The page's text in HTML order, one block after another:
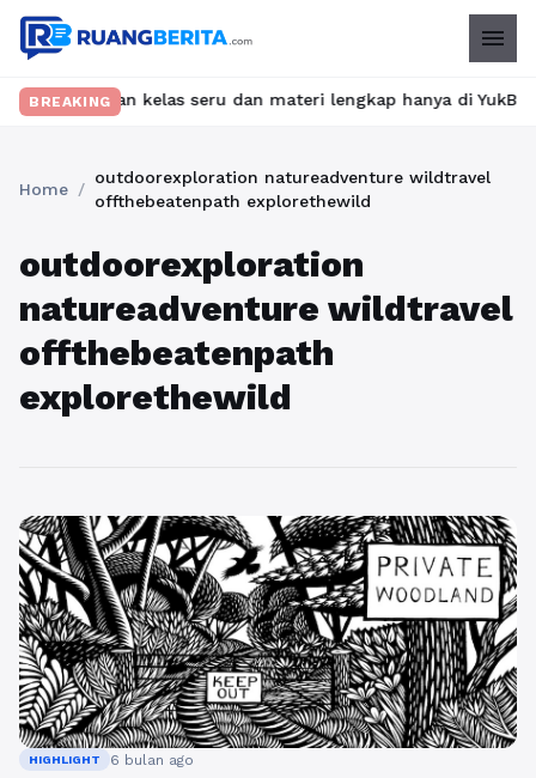
menu
BREAKINGkelas seru dan materi lengkap hanya di
Home /
outdoorexploration natureadventure wildtravel
offthebeatenpath explorethewild
outdoorexploration
natureadventure wildtravel
offthebeatenpath
explorethewild
HIGHLIGHT 6 bulan ago